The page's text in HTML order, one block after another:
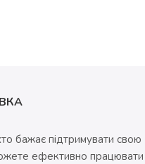
бажає підтримувати свою
ефективно працювати